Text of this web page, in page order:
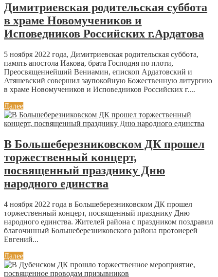
Димитриевская родительская суббота
в храме Новомучеников и
Исповедников Российских г.Ардатова
5 ноября 2022 года, Димитриевская родительская суббота,
память апостола Иакова, брата Господня по плоти,
Преосвященнейший Вениамин, епископ Ардатовский и
Атяшевский совершил заупокойную Божественную литургию
в храме Новомучеников и Исповедников Российских г....
Далее
В Большеберезниковском ДК прошел
торжественный концерт,
посвященный празднику Дню
народного единства
4 ноября 2022 года в Большеберезниковском ДК прошел
торжественный концерт, посвященный празднику Дню
народного единства. Жителей района с праздником поздравил
благочинный Большеберезниковского района протоиерей
Евгений...
Далее